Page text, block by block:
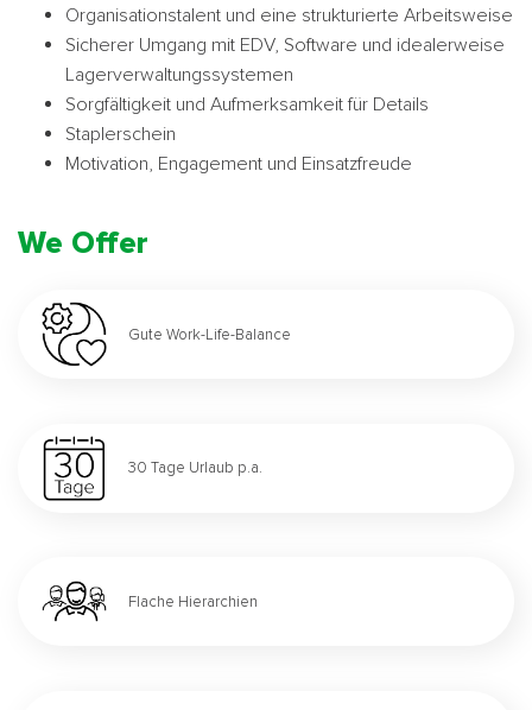
Organisationstalent und eine strukturierte Arbeitsweise
Sicherer Umgang mit EDV, Software und idealerweise
Lagerverwaltungssystemen
Sorgfältigkeit und Aufmerksamkeit für Details
Staplerschein
Motivation, Engagement und Einsatzfreude
We Offer
Gute Work-Life-Balance
30 Tage Urlaub p.a.
Flache Hierarchien